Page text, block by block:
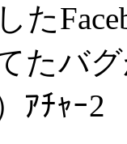
た
たバ
ｱﾁｬｰ2